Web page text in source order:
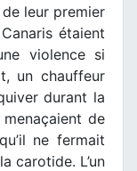
leur premier
étaient
violence si
un chauffeur
durant la
de
ne fermait
carotide. L’un